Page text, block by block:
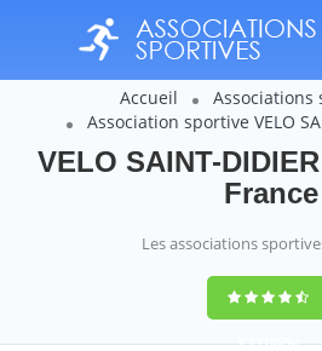
Accueil
Associations
Association sportive VELO
VELO SAINT-
France
Les associations
9,4(100%)